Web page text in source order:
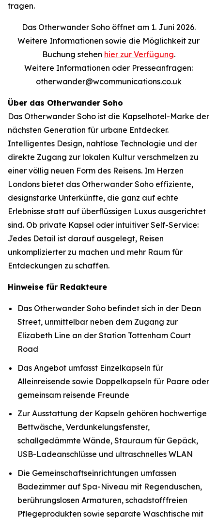
tragen.
Das Otherwander Soho öffnet am 1. Juni 2026.
Weitere Informationen sowie die Möglichkeit zur
Buchung stehen hier zur Verfügung.
Weitere Informationen oder Presseanfragen:
otherwander@wcommunications.co.uk
Über das Otherwander Soho
Das Otherwander Soho ist die Kapselhotel-Marke der
nächsten Generation für urbane Entdecker.
Intelligentes Design, nahtlose Technologie und der
direkte Zugang zur lokalen Kultur verschmelzen zu
einer völlig neuen Form des Reisens. Im Herzen
Londons bietet das Otherwander Soho effiziente,
designstarke Unterkünfte, die ganz auf echte
Erlebnisse statt auf überflüssigen Luxus ausgerichtet
sind. Ob private Kapsel oder intuitiver Self-Service:
Jedes Detail ist darauf ausgelegt, Reisen
unkomplizierter zu machen und mehr Raum für
Entdeckungen zu schaffen.
Hinweise für Redakteure
Das Otherwander Soho befindet sich in der Dean
Street, unmittelbar neben dem Zugang zur
Elizabeth Line an der Station Tottenham Court
Road
Das Angebot umfasst Einzelkapseln für
Alleinreisende sowie Doppelkapseln für Paare oder
gemeinsam reisende Freunde
Zur Ausstattung der Kapseln gehören hochwertige
Bettwäsche, Verdunkelungsfenster,
schallgedämmte Wände, Stauraum für Gepäck,
USB-Ladeanschlüsse und ultraschnelles WLAN
Die Gemeinschaftseinrichtungen umfassen
Badezimmer auf Spa-Niveau mit Regenduschen,
berührungslosen Armaturen, schadstofffreien
Pflegeprodukten sowie separate Waschtische mit